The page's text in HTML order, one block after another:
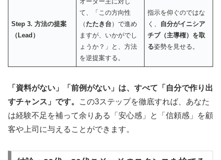
Step 3. 方法の提案
（Lead）
て、「この方向性
（たたき台 ）で進め
ますが、いかがでし
ょうか？」と、方法
を逆提案する。
指示を仰ぐのではな
く、 自分がイニシア
チブ（主導権）を取
る姿勢を見せる。
「資料がない」「前例がない」は、すべて「自分で作り出
すチャンス」です。
この3ステップを徹底すれば、あなた
は経験不足を補って余りある「安心感」と「信頼感」を顧
客や上司に与えることができます。